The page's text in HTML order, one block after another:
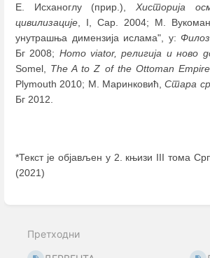
E. Исханоглу (прир.), Хисторија
цивилизације , I, Сар. 2004; M.
унутрашња димензија ислама", у:
Бг 2008; Homo viator, религија и ново
Somel, The A to Z of the Ottoman Empire
Plymouth 2010; М. Маринковић,Стара
Бг 2012.
*Текст је објављен у 2. књизи III тома
(2021)
mode
Претходни